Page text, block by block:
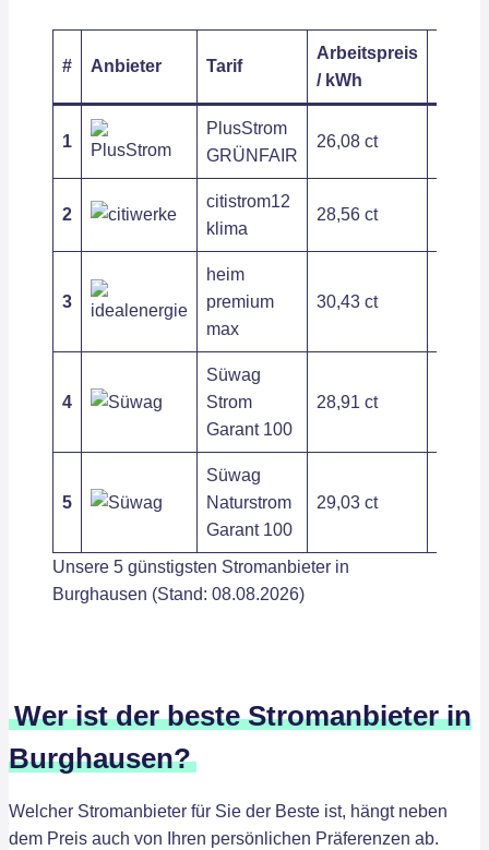
# Anbieter Tarif
Arbeitspreis
/ kWh
1
PlusStrom
GRÜNFAIR
26,08 ct
2
citistrom12
klima
28,56 ct
3
heim
premium
max
30,43 ct
4
Süwag
Strom
Garant 100
28,91 ct
5
Süwag
Naturstrom
Garant 100
29,03 ct
Unsere 5 günstigsten Stromanbieter in
Burghausen (Stand: 08.08.2026)
Wer ist der beste Stromanbieter in
Burghausen?
Welcher Stromanbieter für Sie der Beste ist, hängt neben
dem Preis auch von Ihren persönlichen Präferenzen ab.